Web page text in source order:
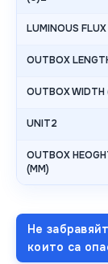
LUMINOUS FLUX
OUTBOX
OUTBOX WIDTH
UNIT2
OUTBOX
(MM)
Не
които са